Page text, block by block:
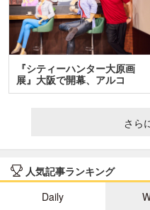
『シティーハンター大原画
展』大阪で開幕、アルコ
＆…
さら
人気記事ランキング
Daily